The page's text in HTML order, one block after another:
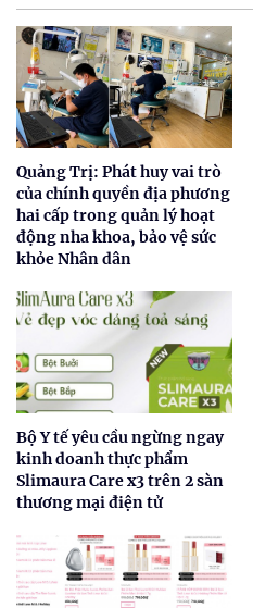
Quảng Trị: Phát huy vai trò
của chính quyền địa phương
hai cấp trong quản lý hoạt
động nha khoa, bảo vệ sức
khỏe Nhân dân
Bộ Y tế yêu cầu ngừng ngay
kinh doanh thực phẩm
Slimaura Care x3 trên 2 sàn
thương mại điện tử